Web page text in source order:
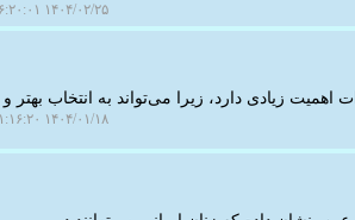
۱۴۰۴/۰۲/۲۵ ۱۶:۲۰:۰۱
زیادی دارد، زیرا می‌تواند به انتخاب بهتر و
۱۴۰۴/۰۱/۱۸ ۲۱:۱۶:۲۰